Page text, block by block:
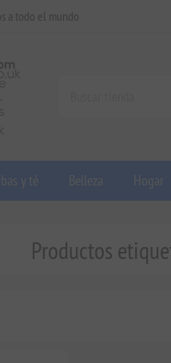
a todo el mundo
y té Belleza Hogar
Productos